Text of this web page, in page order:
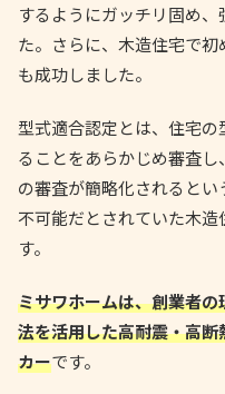
するようにガッチリ固め
た。さらに、木造住宅で
も成功しました。
型式適合認定とは、住宅
ることをあらかじめ審査
の審査が簡略化されると
不可能だとされていた木
す。
ミサワホームは、創業者
法を活用した高耐震・高
カーです。